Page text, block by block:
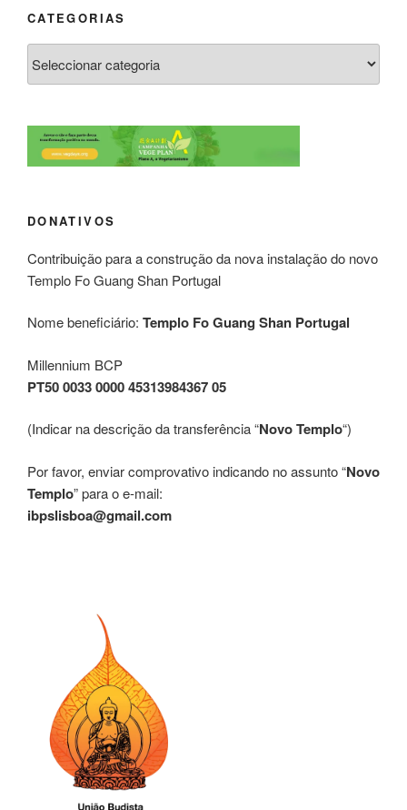
CATEGORIAS
DONATIVOS
Contribuição para a construção da nova instalação do novo
Templo Fo Guang Shan Portugal
Nome beneficiário: Templo Fo Guang Shan Portugal
Millennium BCP
PT50 0033 0000 45313984367 05
(Indicar na descrição da transferência “Novo Templo“)
Por favor, enviar comprovativo indicando no assunto “Novo
Templo” para o e-mail:
ibpslisboa@gmail.com